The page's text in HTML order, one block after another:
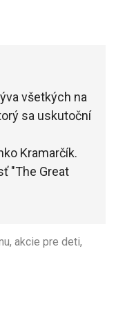
všetkých na
sa uskutoční
Kramarčík.
"The Great
akcie pre deti,